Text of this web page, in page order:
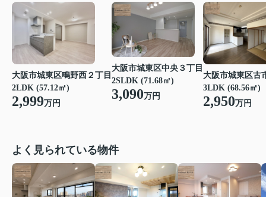
大阪市城東区鴫野西２丁目
2LDK (57.12㎡)
2,999万円
大阪市城東区中央３丁目
2SLDK (71.68㎡)
3,090万円
大阪市城東区古
3LDK (68.56㎡)
2,950万円
よく見られている物件